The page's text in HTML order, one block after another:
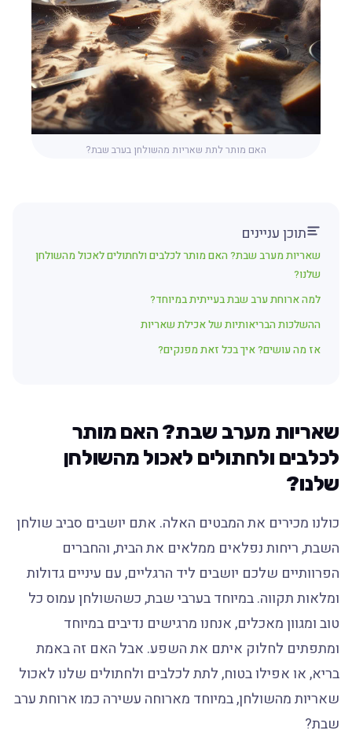
האם מותר לתת שאריות מהשולחן בערב שבת?
תוכן עניינים
שאריות מערב שבת? האם מותר לכלבים ולחתולים לאכול מהשולחן
שלנו?
למה ארוחת ערב שבת בעייתית במיוחד?
ההשלכות הבריאותיות של אכילת שאריות
אז מה עושים? איך בכל זאת מפנקים?
שאריות מערב שבת? האם מותר
לכלבים ולחתולים לאכול מהשולחן
שלנו?
כולנו מכירים את המבטים האלה. אתם יושבים סביב שולחן
השבת, ריחות נפלאים ממלאים את הבית, והחברים
הפרוותיים שלכם יושבים ליד הרגליים, עם עיניים גדולות
ומלאות תקווה. במיוחד בערבי שבת, כשהשולחן עמוס כל
טוב ומגוון מאכלים, אנחנו מרגישים נדיבים במיוחד
ומתפתים לחלוק איתם את השפע. אבל האם זה באמת
בריא, או אפילו בטוח, לתת לכלבים ולחתולים שלנו לאכול
שאריות מהשולחן, במיוחד מארוחה עשירה כמו ארוחת ערב
שבת?